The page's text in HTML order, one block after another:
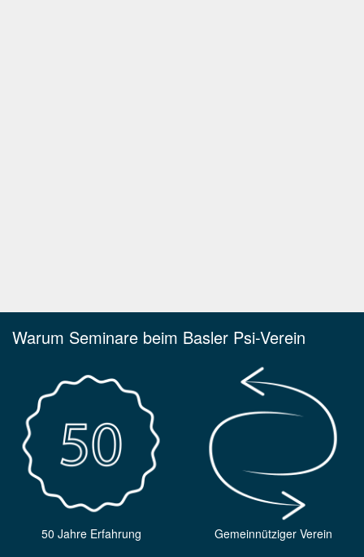
Warum Seminare beim Basler Psi-Verein
50 Jahre Erfahrung Gemeinnütziger Verein